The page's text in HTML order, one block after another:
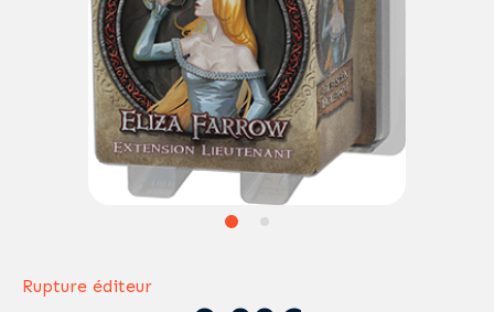
Rupture éditeur